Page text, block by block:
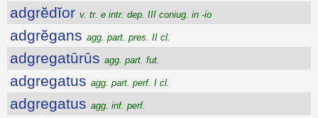
adgrĕdĭor v. tr. e intr. dep. III coniug. in -io
adgrĕgans agg. part. pres. II cl.
adgregatūrūs agg. part. fut.
adgregatus agg. part. perf. I cl.
adgregatus agg. inf. perf.